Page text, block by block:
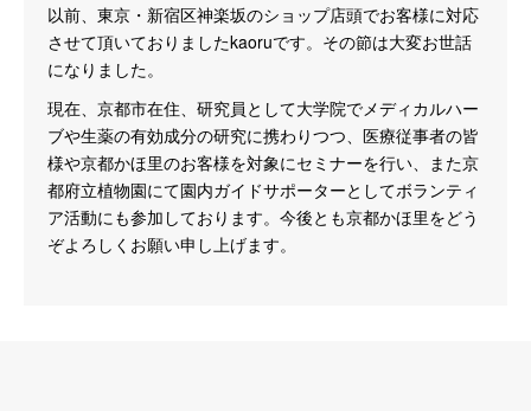
以前、東京・新宿区神楽坂のショップ店頭でお客様に対応
させて頂いておりましたkaoruです。その節は大変お世話
になりました。
現在、京都市在住、研究員として大学院でメディカルハー
ブや生薬の有効成分の研究に携わりつつ、医療従事者の皆
様や京都かほ里のお客様を対象にセミナーを行い、また京
都府立植物園にて園内ガイドサポーターとしてボランティ
ア活動にも参加しております。今後とも京都かほ里をどう
ぞよろしくお願い申し上げます。